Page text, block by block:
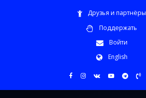
Друзья и партнёры
Поддержать
Войти
English